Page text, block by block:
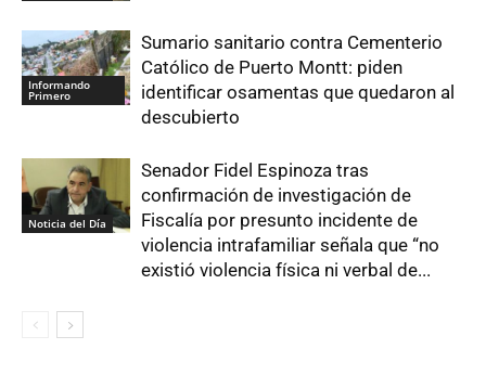
Informando
Primero
Sumario sanitario contra Cementerio
Católico de Puerto Montt: piden
identificar osamentas que quedaron al
descubierto
Noticia del Día
Senador Fidel Espinoza tras
confirmación de investigación de
Fiscalía por presunto incidente de
violencia intrafamiliar señala que “no
existió violencia física ni verbal de...